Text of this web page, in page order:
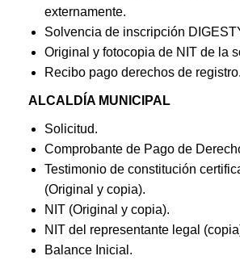
externamente.
Solvencia de inscripción
Original y fotocopia de NIT de la
Recibo pago derechos de registro.
ALCALDÍA MUNICIPAL
Solicitud.
Comprobante de Pago de
Testimonio de constitución
(Original y copia).
NIT (Original y copia).
NIT del representante legal
Balance Inicial.